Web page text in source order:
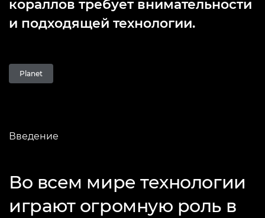
кораллов требует внимательности
и подходящей технологии.
Planet
Введение
Во всем мире технологии
играют огромную роль в